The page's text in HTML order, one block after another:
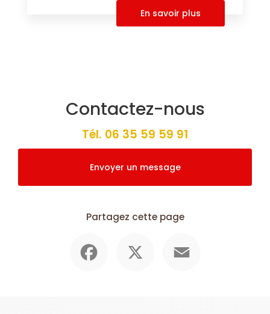
En savoir plus
Contactez-nous
Tél. 06 35 59 59 91
Envoyer un message
Partagez cette page